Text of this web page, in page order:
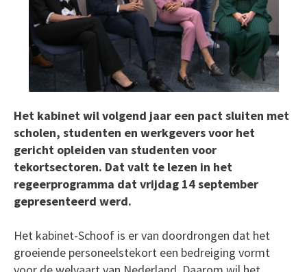
Het kabinet wil volgend jaar een pact sluiten met
scholen, studenten en werkgevers voor het
gericht opleiden van studenten voor
tekortsectoren. Dat valt te lezen in het
regeerprogramma dat vrijdag 14 september
gepresenteerd werd.
Het kabinet-Schoof is er van doordrongen dat het
groeiende personeelstekort een bedreiging vormt